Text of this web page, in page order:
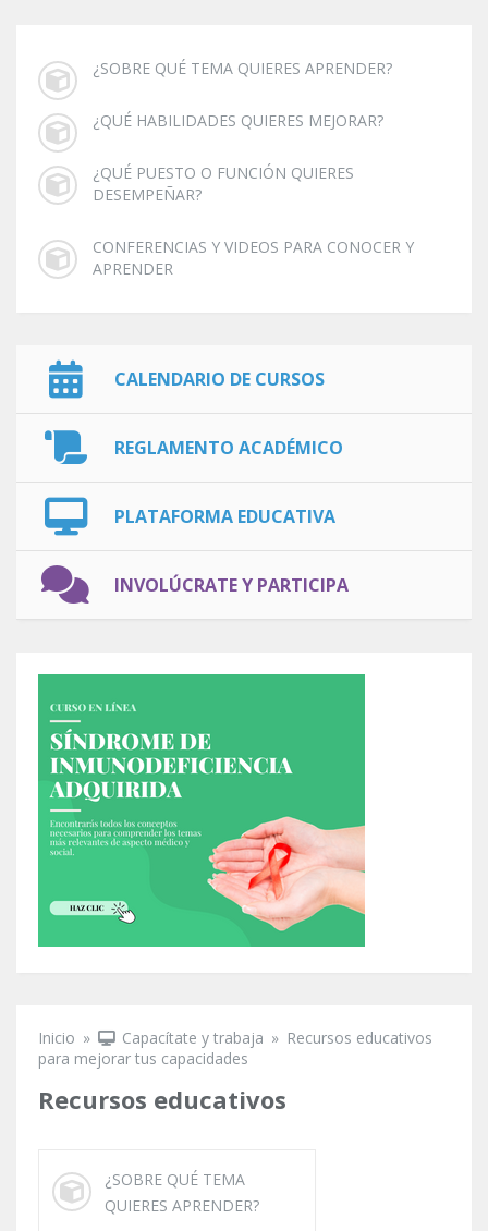
¿SOBRE QUÉ TEMA QUIERES APRENDER?
¿QUÉ HABILIDADES QUIERES MEJORAR?
¿QUÉ PUESTO O FUNCIÓN QUIERES
DESEMPEÑAR?
CONFERENCIAS Y VIDEOS PARA CONOCER Y
APRENDER
CALENDARIO DE CURSOS
REGLAMENTO ACADÉMICO
PLATAFORMA EDUCATIVA
INVOLÚCRATE Y PARTICIPA
Se encuentra usted aquí
Inicio » Capacítate y trabaja » Recursos educativos
para mejorar tus capacidades
Recursos educativos
¿SOBRE QUÉ TEMA
QUIERES APRENDER?